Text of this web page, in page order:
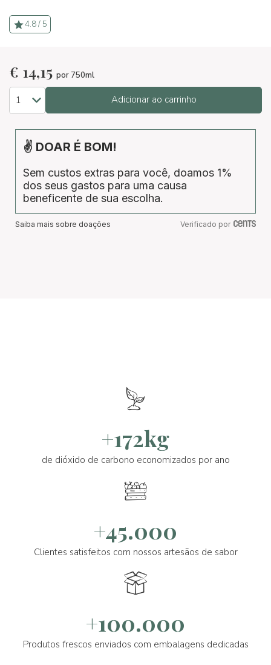
4.8 / 5
€ 14,15 por 750ml
Adicionar ao carrinho
✌ DOAR É BOM!
Sem custos extras para você, doamos 1%
dos seus gastos para uma causa
beneficente de sua escolha.
Saiba mais sobre doações Verificado por
+172kg
de dióxido de carbono economizados por ano
+45.000
Clientes satisfeitos com nossos artesãos de sabor
+100.000
Produtos frescos enviados com embalagens dedicadas